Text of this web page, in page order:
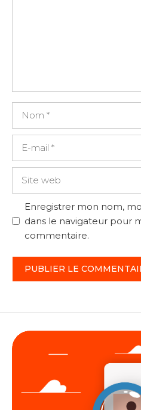
Enregistrer mon nom,
dans le navigateur pour
commentaire.